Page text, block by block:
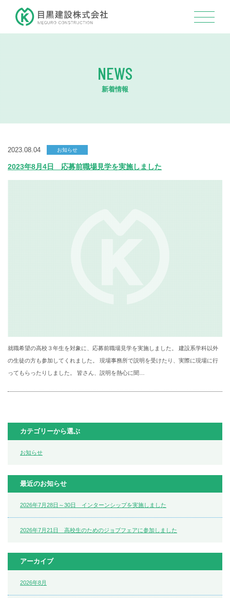
NEWS
新着情報
2023.08.04 お知らせ
2023年8月4日 応募前職場見学を実施しました
就職希望の高校３年生を対象に、応募前職場見学を実施しました。 建設系学科以外
の生徒の方も参加してくれました。 現場事務所で説明を受けたり、実際に現場に行
ってもらったりしました。 皆さん、説明を熱心に聞…
カテゴリーから選ぶ
お知らせ
最近のお知らせ
2026年7月28日～30日 インターンシップを実施しました
2026年7月21日 高校生のためのジョブフェアに参加しました
アーカイブ
2026年8月